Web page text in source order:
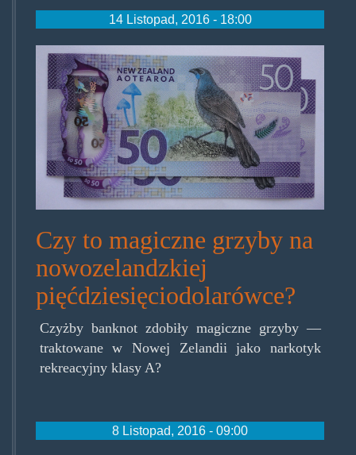
14 Listopad, 2016 - 18:00
new-
zealand-
50-
dollar.jpg
Czy to magiczne grzyby na
nowozelandzkiej
pięćdziesięciodolarówce?
Czyżby banknot zdobiły magiczne grzyby —
traktowane w Nowej Zelandii jako narkotyk
rekreacyjny klasy A?
8 Listopad, 2016 - 09:00